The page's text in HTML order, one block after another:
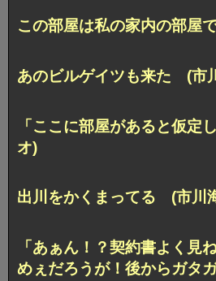
この部屋は私の家内の部屋
あのビルゲイツも来た (市
「ここに部屋があると仮定
オ)
出川をかくまってる (市川
「あぁん！？契約書よく見
めぇだろうが！後からガタ